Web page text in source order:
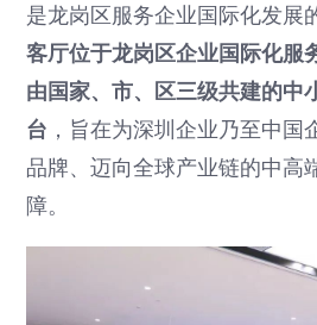
是龙岗区服务企业国际化发展
客厅位于龙岗区企业国际化服
由国家、市、区三级共建的中
台 ，旨在为深圳企业乃至中国
品牌、迈向全球产业链的中高
障。